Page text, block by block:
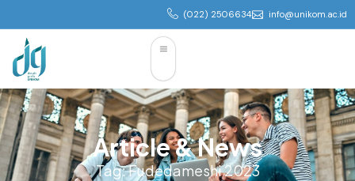
(022) 2506634 info@unikom.ac.id
Article & News
Tag: Fudedameshi 2023